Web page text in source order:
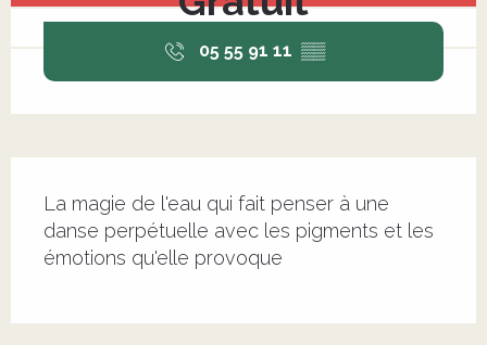
05 55 91 11 ▒▒
La magie de l'eau qui fait penser à une
danse perpétuelle avec les pigments et les
émotions qu'elle provoque